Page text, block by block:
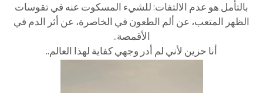
بالتأمل هو عدم الالتفات: للشيء المسكوت عنه في تقوسات
الظهر المتعب، عن ألم الطعون في الخاصرة، عن أثر الدم في
الأقمصة..
أنا حزين لأني لم أدر وجهي كفاية لهذا العالم..